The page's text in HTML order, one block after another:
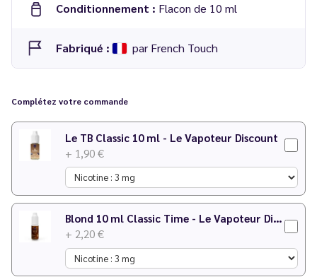
Conditionnement : Flacon de 10 ml
Fabriqué : par French Touch
Complétez votre commande
Le TB Classic 10 ml - Le Vapoteur Discount
+ 1,90 €
Blond 10 ml Classic Time - Le Vapoteur Discount
+ 2,20 €